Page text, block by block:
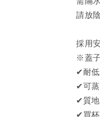
請放
採用
※蓋
✔耐
✔可
✔質
✔買